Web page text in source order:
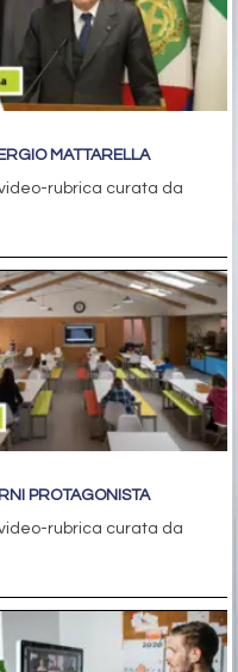
MATTARELLA
rubrica curata da
PROTAGONISTA
rubrica curata da